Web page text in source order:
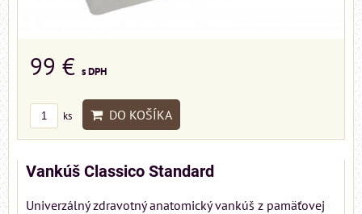
99 € s DPH
ks DO KOŠÍKA
Vankúš Classico Standard
Univerzálný zdravotný anatomický vankúš z pamäťovej